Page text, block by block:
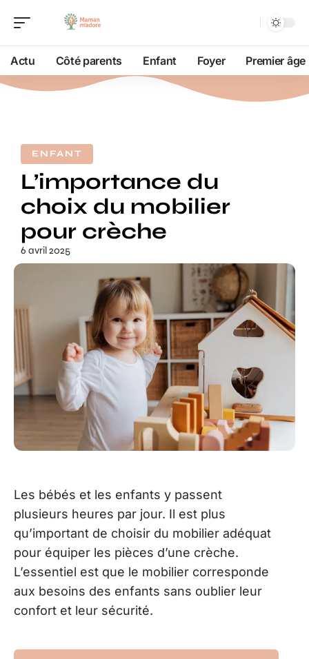
Actu Côté parents Enfant Foyer Premier âge
ENFANT
L’importance du
choix du mobilier
pour crèche
6 avril 2025
Les bébés et les enfants y passent
plusieurs heures par jour. Il est plus
qu’important de choisir du mobilier adéquat
pour équiper les pièces d’une crèche.
L’essentiel est que le mobilier corresponde
aux besoins des enfants sans oublier leur
confort et leur sécurité.